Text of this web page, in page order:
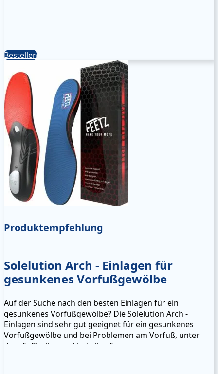
Bestellen
Produktempfehlung
Solelution Arch - Einlagen für
gesunkenes Vorfußgewölbe
Auf der Suche nach den besten Einlagen für ein
gesunkenes Vorfußgewölbe? Die Solelution Arch -
Einlagen sind sehr gut geeignet für ein gesunkenes
Vorfußgewölbe und bei Problemen am Vorfuß, unter
dem Fußballen und bei allen Formen von